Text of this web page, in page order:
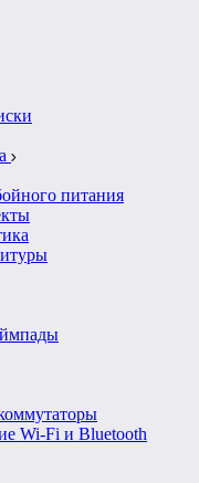
питания
Wi-Fi и Bluetooth